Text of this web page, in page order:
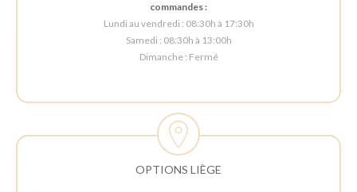
commandes :
Lundi au vendredi : 08:30h à 17:30h
Samedi : 08:30h à 13:00h
Dimanche : Fermé
OPTIONS LIÈGE